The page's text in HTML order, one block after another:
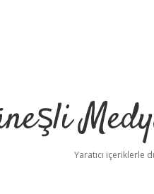
Yaratıcı içeriklerle